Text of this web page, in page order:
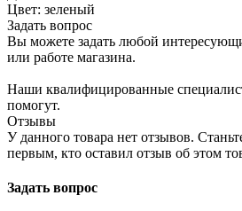
Цвет: зеленый
Задать вопрос
Вы можете задать любой
или работе магазина.
Наши квалифицированные
помогут.
Отзывы
У данного товара нет отзывов.
первым, кто оставил отзыв об этом
Задать вопрос